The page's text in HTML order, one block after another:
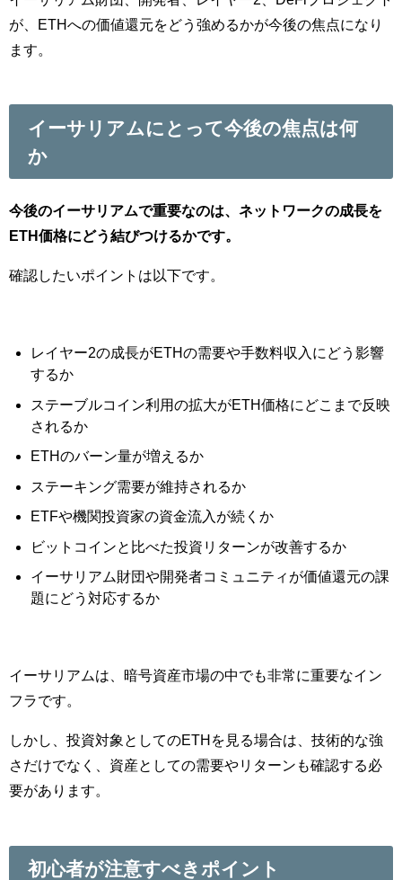
が、ETHへの価値還元をどう強めるかが今後の焦点になり
ます。
イーサリアムにとって今後の焦点は何
か
今後のイーサリアムで重要なのは、ネットワークの成長を
ETH価格にどう結びつけるかです。
確認したいポイントは以下です。
レイヤー2の成長がETHの需要や手数料収入にどう影響
するか
ステーブルコイン利用の拡大がETH価格にどこまで反映
されるか
ETHのバーン量が増えるか
ステーキング需要が維持されるか
ETFや機関投資家の資金流入が続くか
ビットコインと比べた投資リターンが改善するか
イーサリアム財団や開発者コミュニティが価値還元の課
題にどう対応するか
イーサリアムは、暗号資産市場の中でも非常に重要なイン
フラです。
しかし、投資対象としてのETHを見る場合は、技術的な強
さだけでなく、資産としての需要やリターンも確認する必
要があります。
初心者が注意すべきポイント